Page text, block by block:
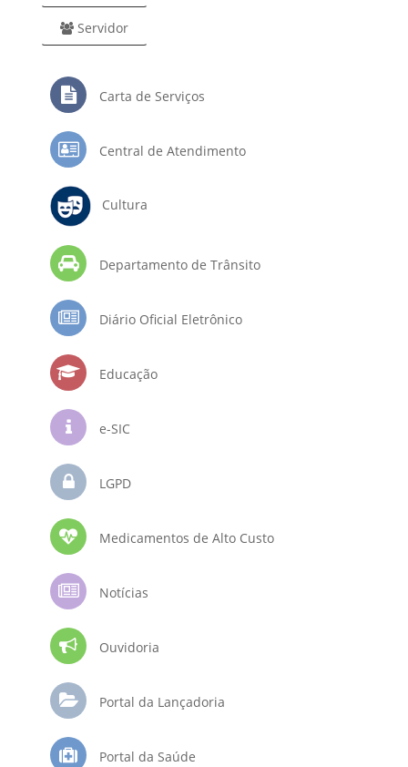
Servidor
Carta de Serviços
Central de Atendimento
Cultura
Departamento de Trânsito
Diário Oficial Eletrônico
Educação
e-SIC
LGPD
Medicamentos de Alto Custo
Notícias
Ouvidoria
Portal da Lançadoria
Portal da Saúde